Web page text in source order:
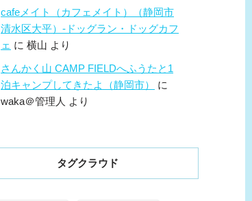
cafeメイト（カフェメイト）（静岡市
清水区大平）-ドッグラン・ドッグカフ
ェ に 横山 より
さんかく山 CAMP FIELDへふうたと1
泊キャンプしてきたよ（静岡市）
に
waka＠管理人 より
タグクラウド